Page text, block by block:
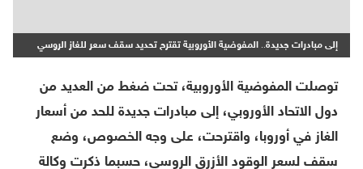
إلى مبادرات جديدة.. المفوضية الأوروبية تقترح تحديد سقف سعر للغاز الروسي
توصلت المفوضية الأوروبية، تحت ضغط من العديد من
دول الاتحاد الأوروبي، إلى مبادرات جديدة للحد من أسعار
الغاز في أوروبا، واقترحت، على وجه الخصوص، وضع
سقف لسعر الوقود الأزرق الروسي، حسبما ذكرت وكالة